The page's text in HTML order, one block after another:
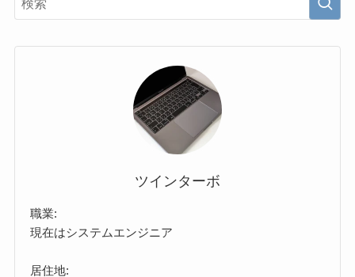
ツインターボ
職業:
現在はシステムエンジニア
居住地: